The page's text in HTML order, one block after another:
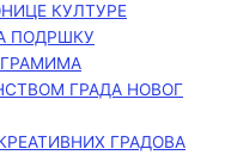
КУЛТУРЕ
ПОДРШКУ
ГРАДА НОВОГ
ГРАДОВА